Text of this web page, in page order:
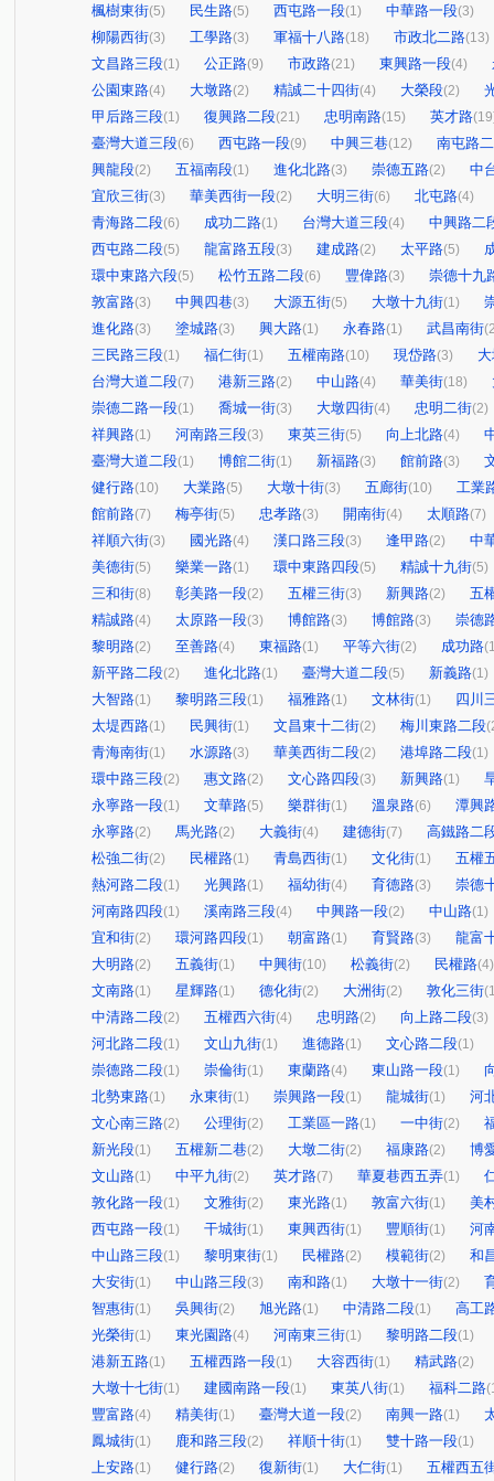
楓樹東街(5) 民生路(5) 西屯路一段(1) 中華路一段(3)
柳陽西街(3) 工學路(3) 軍福十八路(18) 市政北二路(13)
文昌路三段(1) 公正路(9) 市政路(21) 東興路一段(4)
公園東路(4) 大墩路(2) 精誠二十四街(4) 大榮段(2)
甲后路三段(1) 復興路二段(21) 忠明南路(15) 英才路
臺灣大道三段(6) 西屯路一段(9) 中興三巷(12)
南屯路
興龍段(2) 五福南段(1) 進化北路(3) 崇德五路(2)
中
宜欣三街(3) 華美西街一段(2) 大明三街(6) 北屯路(4)
青海路二段(6) 成功二路(1) 台灣大道三段(4)
中興路二
西屯路二段(5) 龍富路五段(3) 建成路(2) 太平路(5)
環中東路六段(5) 松竹五路二段(6) 豐偉路(3)
崇德十九
敦富路(3) 中興四巷(3) 大源五街(5) 大墩十九街(1)
進化路(3) 塗城路(3) 興大路(1) 永春路(1) 武昌南街
三民路三段(1) 福仁街(1) 五權南路(10) 現岱路(3)
台灣大道二段(7) 港新三路(2) 中山路(4) 華美街(18)
崇德二路一段(1) 喬城一街(3) 大墩四街(4) 忠明二街(2)
祥興路(1) 河南路三段(3) 東英三街(5) 向上北路(4)
臺灣大道二段(1) 博館二街(1) 新福路(3) 館前路(3)
健行路(10) 大業路(5) 大墩十街(3) 五廊街(10)
工業
館前路(7) 梅亭街(5) 忠孝路(3) 開南街(4) 太順路(7)
祥順六街(3) 國光路(4) 漢口路三段(3) 逢甲路(2)
中
美德街(5) 樂業一路(1) 環中東路四段(5) 精誠十九街(5)
三和街(8) 彰美路一段(2) 五權三街(3) 新興路(2)
五
精誠路(4) 太原路一段(3) 博館路(3) 博館路(3)
崇德
黎明路(2) 至善路(4) 東福路(1) 平等六街(2) 成功路
新平路二段(2) 進化北路(1) 臺灣大道二段(5) 新義路(1)
大智路(1) 黎明路三段(1) 福雅路(1) 文林街(1)
四川
太堤西路(1) 民興街(1) 文昌東十二街(2) 梅川東路二段
青海南街(1) 水源路(3) 華美西街二段(2) 港埠路二段(1)
環中路三段(2) 惠文路(2) 文心路四段(3) 新興路(1)
永寧路一段(1) 文華路(5) 樂群街(1) 溫泉路(6)
潭興
永寧路(2) 馬光路(2) 大義街(4) 建德街(7)
高鐵路二
松強二街(2) 民權路(1) 青島西街(1) 文化街(1)
五權
熱河路二段(1) 光興路(1) 福幼街(4) 育德路(3)
崇德
河南路四段(1) 溪南路三段(4) 中興路一段(2) 中山路(1)
宜和街(2) 環河路四段(1) 朝富路(1) 育賢路(3)
龍富
大明路(2) 五義街(1) 中興街(10) 松義街(2) 民權路(4)
文南路(1) 星輝路(1) 德化街(2) 大洲街(2) 敦化三街
中清路二段(2) 五權西六街(4) 忠明路(2) 向上路二段(3)
河北路二段(1) 文山九街(1) 進德路(1) 文心路二段(1)
崇德路二段(1) 崇倫街(1) 東蘭路(4) 東山路一段(1)
北勢東路(1) 永東街(1) 崇興路一段(1) 龍城街(1)
河
文心南三路(2) 公理街(2) 工業區一路(1) 一中街(2)
新光段(1) 五權新二巷(2) 大墩二街(2) 福康路(2)
博
文山路(1) 中平九街(2) 英才路(7) 華夏巷西五弄(1)
敦化路一段(1) 文雅街(2) 東光路(1) 敦富六街(1)
美
西屯路一段(1) 干城街(1) 東興西街(1) 豐順街(1)
河
中山路三段(1) 黎明東街(1) 民權路(2) 模範街(2)
和
大安街(1) 中山路三段(3) 南和路(1) 大墩十一街(2)
智惠街(1) 吳興街(2) 旭光路(1) 中清路二段(1)
高工
光榮街(1) 東光園路(4) 河南東三街(1) 黎明路二段(1)
港新五路(1) 五權西路一段(1) 大容西街(1) 精武路(2)
大墩十七街(1) 建國南路一段(1) 東英八街(1) 福科二路
豐富路(4) 精美街(1) 臺灣大道一段(2) 南興一路(1)
鳳城街(1) 鹿和路三段(2) 祥順十街(1) 雙十路一段(1)
上安路(1) 健行路(2) 復新街(1) 大仁街(1) 五權西五